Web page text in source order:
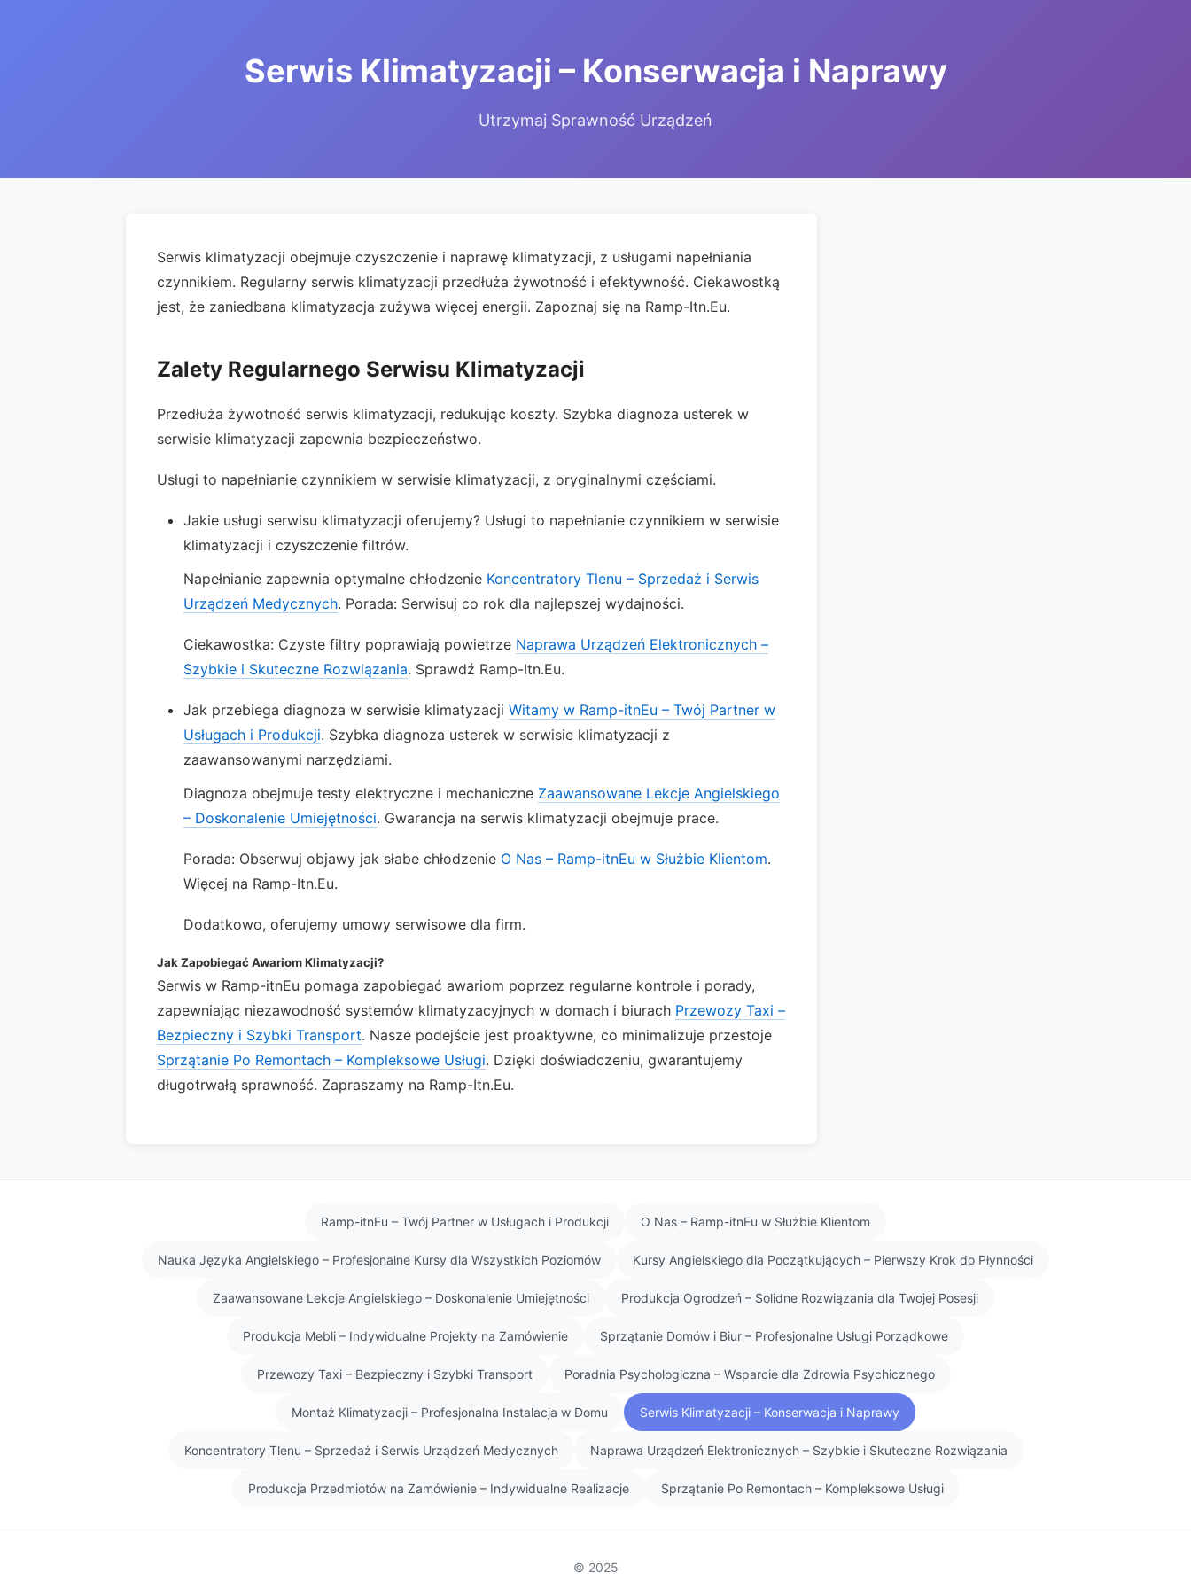
Serwis Klimatyzacji – Konserwacja i Naprawy
Utrzymaj Sprawność Urządzeń
Serwis klimatyzacji obejmuje czyszczenie i naprawę klimatyzacji, z usługami napełniania
czynnikiem. Regularny serwis klimatyzacji przedłuża żywotność i efektywność. Ciekawostką
jest, że zaniedbana klimatyzacja zużywa więcej energii. Zapoznaj się na Ramp-Itn.Eu.
Zalety Regularnego Serwisu Klimatyzacji
Przedłuża żywotność serwis klimatyzacji, redukując koszty. Szybka diagnoza usterek w
serwisie klimatyzacji zapewnia bezpieczeństwo.
Usługi to napełnianie czynnikiem w serwisie klimatyzacji, z oryginalnymi częściami.
Jakie usługi serwisu klimatyzacji oferujemy? Usługi to napełnianie czynnikiem w serwisie
klimatyzacji i czyszczenie filtrów.
Napełnianie zapewnia optymalne chłodzenie Koncentratory Tlenu – Sprzedaż i Serwis
Urządzeń Medycznych. Porada: Serwisuj co rok dla najlepszej wydajności.
Ciekawostka: Czyste filtry poprawiają powietrze Naprawa Urządzeń Elektronicznych –
Szybkie i Skuteczne Rozwiązania. Sprawdź Ramp-Itn.Eu.
Jak przebiega diagnoza w serwisie klimatyzacji Witamy w Ramp-itnEu – Twój Partner w
Usługach i Produkcji. Szybka diagnoza usterek w serwisie klimatyzacji z
zaawansowanymi narzędziami.
Diagnoza obejmuje testy elektryczne i mechaniczne Zaawansowane Lekcje Angielskiego
– Doskonalenie Umiejętności. Gwarancja na serwis klimatyzacji obejmuje prace.
Porada: Obserwuj objawy jak słabe chłodzenie O Nas – Ramp-itnEu w Służbie Klientom.
Więcej na Ramp-Itn.Eu.
Dodatkowo, oferujemy umowy serwisowe dla firm.
Jak Zapobiegać Awariom Klimatyzacji?
Serwis w Ramp-itnEu pomaga zapobiegać awariom poprzez regularne kontrole i porady,
zapewniając niezawodność systemów klimatyzacyjnych w domach i biurach Przewozy Taxi –
Bezpieczny i Szybki Transport. Nasze podejście jest proaktywne, co minimalizuje przestoje
Sprzątanie Po Remontach – Kompleksowe Usługi. Dzięki doświadczeniu, gwarantujemy
długotrwałą sprawność. Zapraszamy na Ramp-Itn.Eu.
Ramp-itnEu – Twój Partner w Usługach i Produkcji O Nas – Ramp-itnEu w Służbie Klientom
Nauka Języka Angielskiego – Profesjonalne Kursy dla Wszystkich Poziomów Kursy Angielskiego dla Początkujących – Pierwszy Krok do Płynności
Zaawansowane Lekcje Angielskiego – Doskonalenie Umiejętności Produkcja Ogrodzeń – Solidne Rozwiązania dla Twojej Posesji
Produkcja Mebli – Indywidualne Projekty na Zamówienie Sprzątanie Domów i Biur – Profesjonalne Usługi Porządkowe
Przewozy Taxi – Bezpieczny i Szybki Transport Poradnia Psychologiczna – Wsparcie dla Zdrowia Psychicznego
Montaż Klimatyzacji – Profesjonalna Instalacja w Domu Serwis Klimatyzacji – Konserwacja i Naprawy
Koncentratory Tlenu – Sprzedaż i Serwis Urządzeń Medycznych Naprawa Urządzeń Elektronicznych – Szybkie i Skuteczne Rozwiązania
Produkcja Przedmiotów na Zamówienie – Indywidualne Realizacje Sprzątanie Po Remontach – Kompleksowe Usługi
© 2025